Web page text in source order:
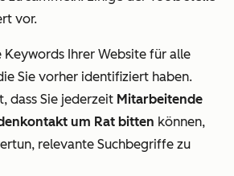
vor.
Keywords Ihrer Website für alle
Sie vorher identifiziert haben.
dass Sie jederzeit Mitarbeitende
um Rat bitten können,
relevante Suchbegriffe zu